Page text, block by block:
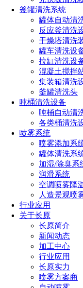
釜罐清洗系统
罐体自动清
反应釜清洗
干燥塔清洗
罐车清洗设
拉缸清洗设
混凝土搅拌
集装箱清洗
釜罐清洗头
吨桶清洗设备
吨桶自动清
各类桶清洗
喷雾系统
喷雾添加系
罐体清洗系
加湿/除臭系
润滑系统
空调喷雾降
人造景观喷
行业应用
关于长原
长原简介
新闻动态
加工中心
行业应用
长原实力
喷雾方案商
近几十年来，涂层
功了碳化钛涂层刀具
质合金，表面碳化钛
合金刀具相比，使用
硬质合金的分类
（WC）和粘结剂钴（
的百分数组成。
钨钛钴类硬质合
及钴。其牌号为（YT
钨钛钽（铌）类硬
碳化钽（或碳化铌）
万能硬质合金。其牌
硬质合金的原料
属及少量的抑制剂粉
制备成有准确成分、
物的生产过程。工艺
燥→混合料鉴定。
硬质合金的压制
过程。基本要求：压
金常用的是模压成型
成型是目前硬质合金
进压力机大都实现了